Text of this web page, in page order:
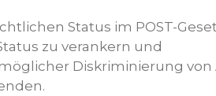
Status im POST-
zu verankern und
Diskriminierung